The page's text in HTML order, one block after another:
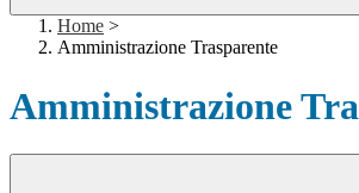
Home >
Amministrazione Trasparente
Amministrazione